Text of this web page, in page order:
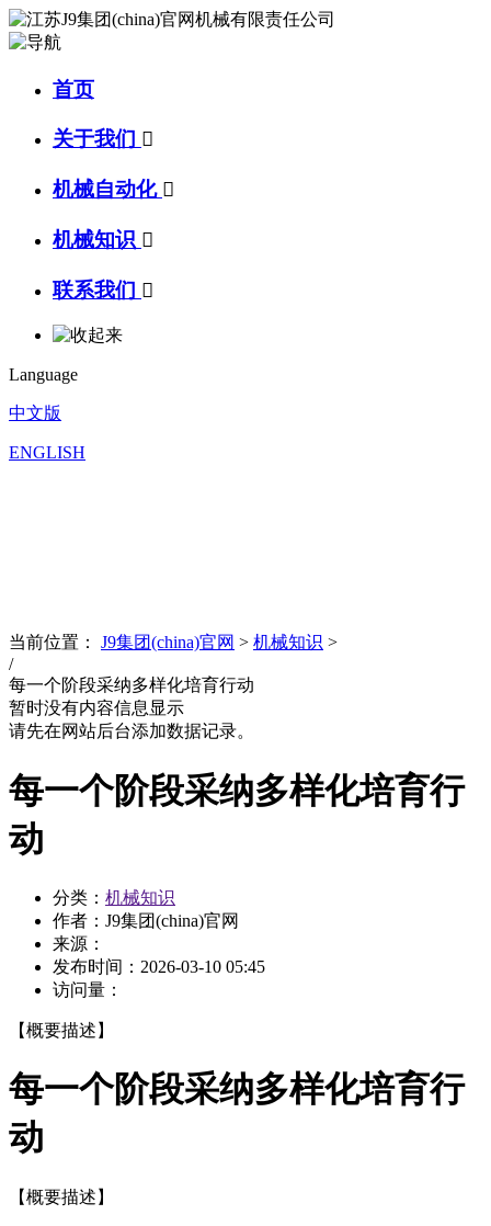
首页
关于我们 
机械自动化 
机械知识 
联系我们 
Language
中文版
ENGLISH
当前位置： J9集团(china)官网 > 机械知识 >
/
每一个阶段采纳多样化培育行动
暂时没有内容信息显示
请先在网站后台添加数据记录。
每一个阶段采纳多样化培育行
动
分类： 机械知识
作者：J9集团(china)官网
来源：
发布时间： 2026-03-10 05:45
访问量：
【概要描述】
每一个阶段采纳多样化培育行
动
【概要描述】